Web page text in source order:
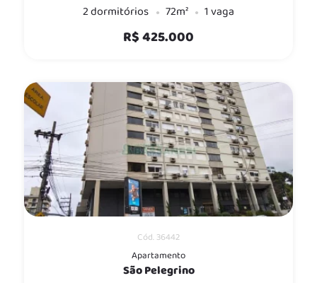
2 dormitórios
72m² 1 vaga
R$ 425.000
Cód. 36442
Apartamento
São Pelegrino